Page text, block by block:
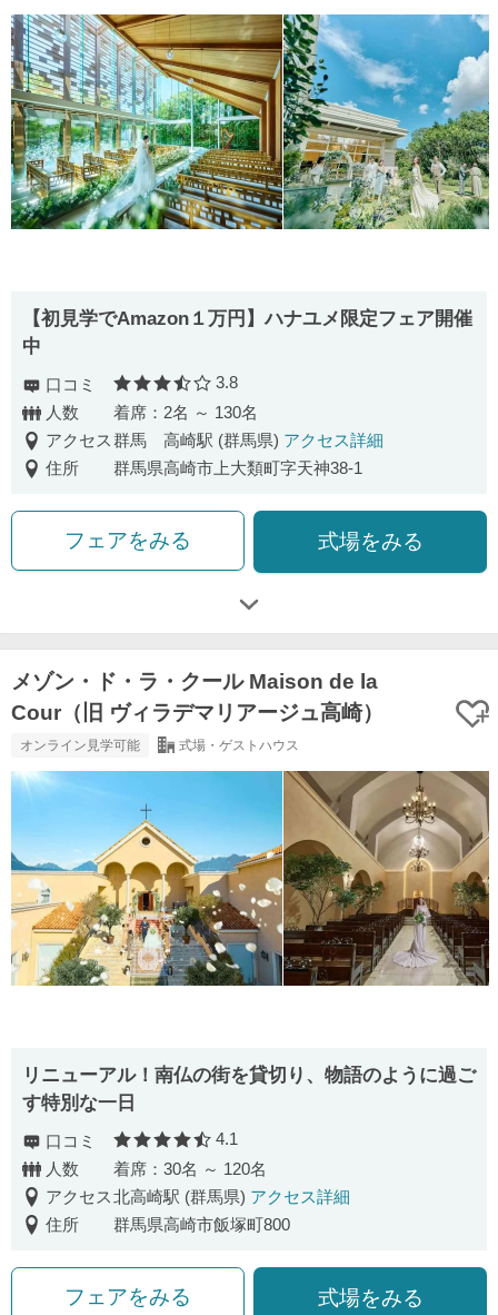
【初見学でAmazon１万円】ハナユメ限定フェア開催
中
口コミ 口コミ評価
3.8
人数
着席：2名 ～ 130名
アクセス群馬 高崎駅 (群馬県) アクセス詳細
住所
群馬県高崎市上大類町字天神38-1
フェアをみる 式場をみる
メゾン・ド・ラ・クール Maison de la
Cour（旧 ヴィラデマリアージュ高崎）
オンライン見学可能 式場・ゲストハウス
リニューアル！南仏の街を貸切り、物語のように過ご
す特別な一日
口コミ 口コミ評価
4.1
人数
着席：30名 ～ 120名
アクセス北高崎駅 (群馬県) アクセス詳細
住所
群馬県高崎市飯塚町800
フェアをみる 式場をみる